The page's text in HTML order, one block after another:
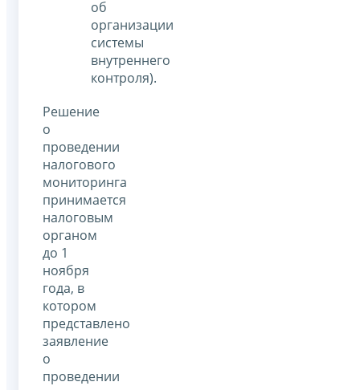
об
организации
системы
внутреннего
контроля).
Решение
о
проведении
налогового
мониторинга
принимается
налоговым
органом
до 1
ноября
года, в
котором
представлено
заявление
о
проведении